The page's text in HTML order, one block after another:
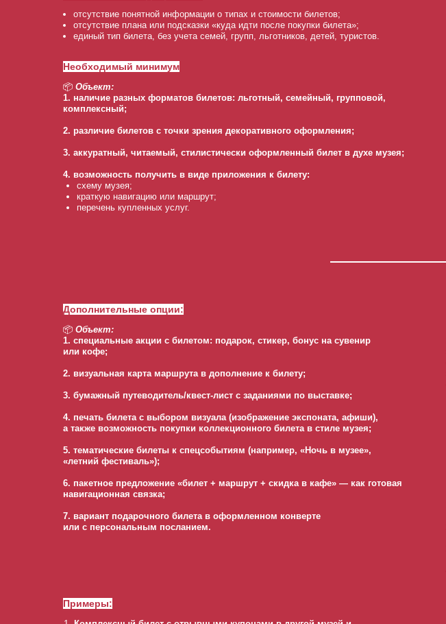
📦 Объект:
1. специальные акции с билетом: подарок, стикер, бонус на сувенир
или кофе;
2. визуальная карта маршрута в дополнение к билету;
3. бумажный путеводитель/квест-лист с заданиями по выставке;
4. печать билета с выбором визуала (изображение экспоната, афиши),
а также возможность покупки коллекционного билета в стиле музея;
5. тематические билеты к спецсобытиям (например, «Ночь в музее»,
«летний фестиваль»);
6. пакетное предложение «билет + маршрут + скидка в кафе» — как готовая
навигационная связка;
7. вариант подарочного билета в оформленном конверте
или с персональным посланием.
Примеры:
отсутствие понятной информации о типах и стоимости билетов;
отсутствие плана или подсказки «куда идти после покупки билета»;
единый тип билета, без учета семей, групп, льготников, детей, туристов.
📦 Объект:
1. наличие разных форматов билетов: льготный, семейный, групповой,
комплексный;
2. различие билетов с точки зрения декоративного оформления;
3. аккуратный, читаемый, стилистически оформленный билет в духе музея;
4. возможность получить в виде приложения к билету:
схему музея;
краткую навигацию или маршрут;
перечень купленных услуг.
Дополнительные опции:
Необходимый минимум